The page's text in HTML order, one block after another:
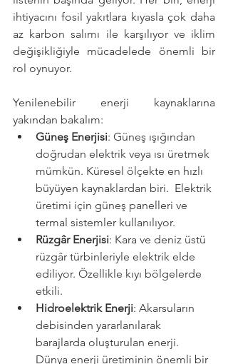
ihtiyacını fosil yakıtlara kıyasla çok daha
az karbon salımı ile karşılıyor ve iklim
değişikliğiyle mücadelede önemli bir
rol oynuyor.
Yenilenebilir enerji kaynaklarına
yakından bakalım:
Güneş Enerjisi: Güneş ışığından
doğrudan elektrik veya ısı üretmek
mümkün. Küresel ölçekte en hızlı
büyüyen kaynaklardan biri.  Elektrik
üretimi için güneş panelleri ve
termal sistemler kullanılıyor.
Rüzgâr Enerjisi: Kara ve deniz üstü
rüzgâr türbinleriyle elektrik elde
ediliyor. Özellikle kıyı bölgelerde
etkili.
Hidroelektrik Enerji: Akarsuların
debisinden yararlanılarak
barajlarda oluşturulan enerji.
Dünya enerji üretiminin önemli bir